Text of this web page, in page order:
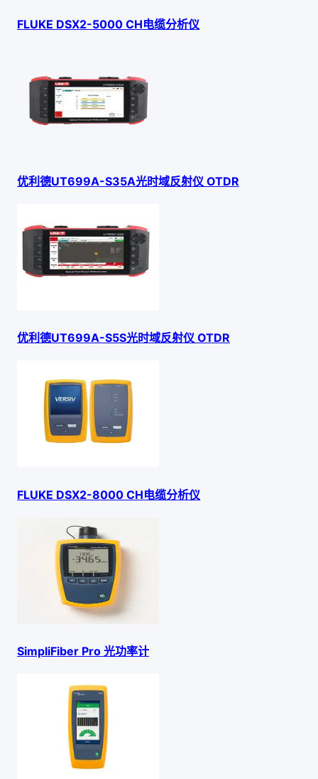
FLUKE DSX2-5000 CH电缆分析仪
优利德UT699A-S35A光时域反射仪 OTDR
优利德UT699A-S5S光时域反射仪 OTDR
FLUKE DSX2-8000 CH电缆分析仪
SimpliFiber Pro 光功率计